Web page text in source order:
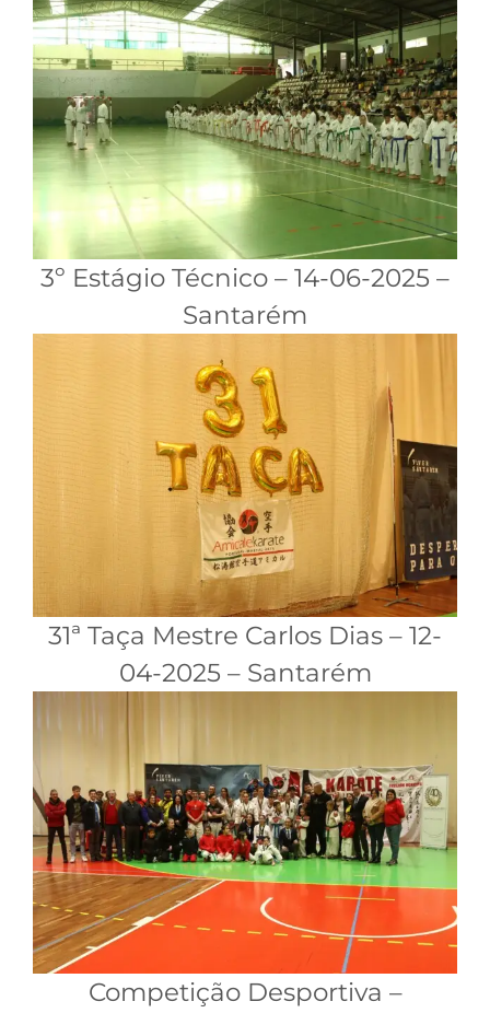
3º Estágio Técnico – 14-06-2025 –
Santarém
31ª Taça Mestre Carlos Dias – 12-
04-2025 – Santarém
Competição Desportiva –